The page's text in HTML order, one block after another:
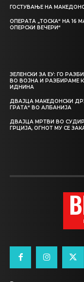
ГОСТУВАЊЕ НА
ОПЕРАТА „ТОСКА“ НА 16
ОПЕРСКИ ВЕЧЕРИ“
ЗЕЛЕНСКИ ЗА ЕУ: ГО
ВО ВОЈНА И РАЗБИРАМЕ
ИДНИНА
ДВАЈЦА МАКЕДОНСКИ
ГРАТА“ ВО АЛБАНИЈА
ДВАЈЦА МРТВИ ВО
ГРЦИЈА, ОГНОТ МУ СЕ